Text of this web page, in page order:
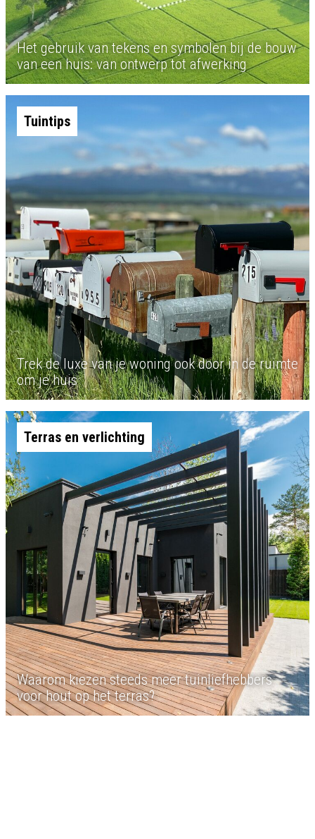
Het gebruik van tekens en symbolen bij de bouw
van een huis: van ontwerp tot afwerking
Tuintips
Trek de luxe van je woning ook door in de ruimte
om je huis
Terras en verlichting
Waarom kiezen steeds meer tuinliefhebbers
voor hout op het terras?